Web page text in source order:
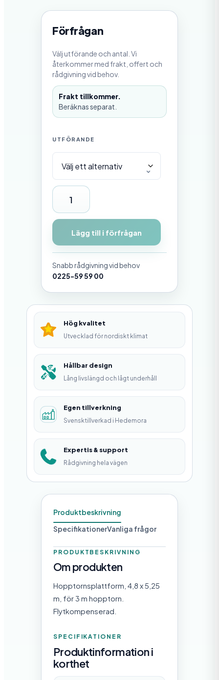
Förfrågan
Välj utförande och antal. Vi
återkommer med frakt, offert och
rådgivning vid behov.
Frakt tillkommer.
Beräknas separat.
UTFÖRANDE
H
o
p
p
t
o
n
p
l
a
t
t
f
m
m
ä
n
g
Lägg till i förfrågan
Snabb rådgivning vid behov
0225-59 59 00
Hög kvalitet
Utvecklad för nordiskt klimat
Hållbar design
Lång livslängd och lågt underhåll
Egen tillverkning
Svensktillverkad i Hedemora
Expertis & support
Rådgivning hela vägen
Produktbeskrivning
SpecifikationerVanliga frågor
PRODUKTBESKRIVNING
Om produkten
Hopptornsplattform, 4,8 x 5,25
m, för 3 m hopptorn.
Flytkompenserad.
SPECIFIKATIONER
Produktinformation i
korthet